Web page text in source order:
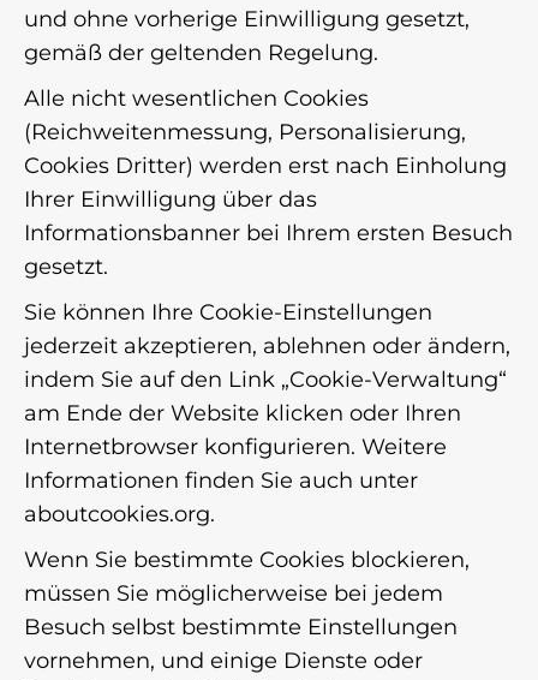
und ohne vorherige Einwilligung gesetzt,
gemäß der geltenden Regelung.
Alle nicht wesentlichen Cookies
(Reichweitenmessung, Personalisierung,
Cookies Dritter) werden erst nach Einholung
Ihrer Einwilligung über das
Informationsbanner bei Ihrem ersten Besuch
gesetzt.
Sie können Ihre Cookie-Einstellungen
jederzeit akzeptieren, ablehnen oder ändern,
indem Sie auf den Link „Cookie-Verwaltung“
am Ende der Website klicken oder Ihren
Internetbrowser konfigurieren. Weitere
Informationen finden Sie auch unter
aboutcookies.org.
Wenn Sie bestimmte Cookies blockieren,
müssen Sie möglicherweise bei jedem
Besuch selbst bestimmte Einstellungen
vornehmen, und einige Dienste oder